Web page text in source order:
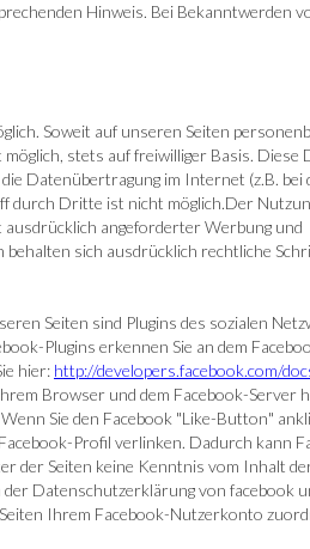
Hinweis. Bei Bekanntwerden
Soweit auf unseren Seiten
stets auf freiwilliger Basis. Diese
Datenübertragung im Internet (z.B.
durch Dritte ist nicht möglich.Der
angeforderter Werbung und
sich ausdrücklich rechtliche
Seiten sind Plugins des sozialen
Plugins erkennen Sie an dem
hier: http://developers.facebook.com/
Browser und dem Facebook-Server
Sie den Facebook "Like-Button"
Profil verlinken. Dadurch kann
der Seiten keine Kenntnis vom Inhalt
Datenschutzerklärung von facebook
Ihrem Facebook-Nutzerkonto